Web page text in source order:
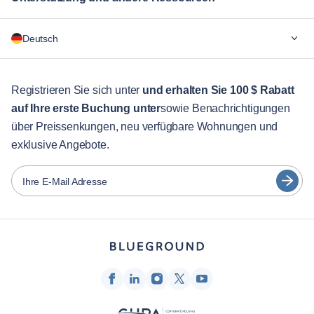
Für Unternehmen
Gästebetreuung
Stadt-Guide
Partner
Vermieter von Möbeln
Vermieter
Franchise-Partner
Deutsch
English
Português
Español
Français
Türkçe
Registrieren Sie sich unter und erhalten Sie 100 $ Rabatt
auf Ihre erste Buchung untersowie Benachrichtigungen
über Preissenkungen, neu verfügbare Wohnungen und
exklusive Angebote.
Ihre E-Mail Adresse